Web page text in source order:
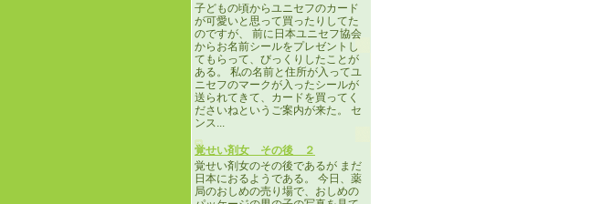
子どもの頃からユニセフのカード
が可愛いと思って買ったりしてた
のですが、 前に日本ユニセフ協会
からお名前シールをプレゼントし
てもらって、びっくりしたことが
ある。 私の名前と住所が入ってユ
ニセフのマークが入ったシールが
送られてきて、カードを買ってく
ださいねというご案内が来た。 セ
ンス...
覚せい剤女 その後 ２
覚せい剤女のその後であるが まだ
日本におるようである。 今日、薬
局のおしめの売り場で、おしめの